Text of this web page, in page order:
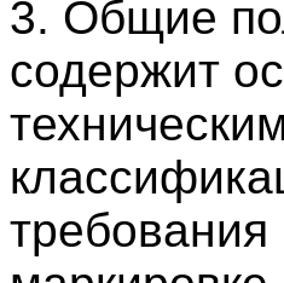
3. Общие
содержит
требования